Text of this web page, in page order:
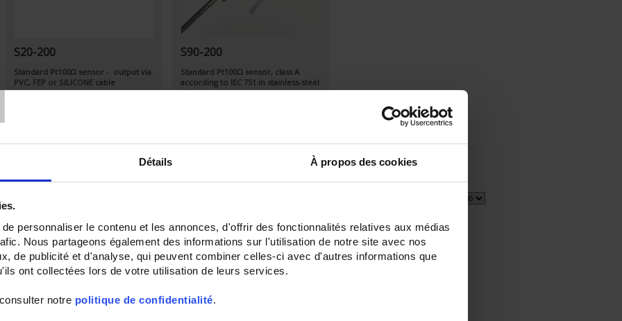
Détails À propos des cookies
personnaliser le contenu et les annonces, d'offrir des fonctionnalités relatives aux médias
Nous partageons également des informations sur l'utilisation de notre site avec nos
de publicité et d'analyse, qui peuvent combiner celles-ci avec d'autres informations que
ont collectées lors de votre utilisation de leurs services.
notre politique de confidentialité.
S20-200
Standard Pt100Ω sensor - output via
PVC, FEP or SILICONE cable
S90-200
Standard Pt100Ω sensor, class A
according to IEC 751 in stainless-steel
tube